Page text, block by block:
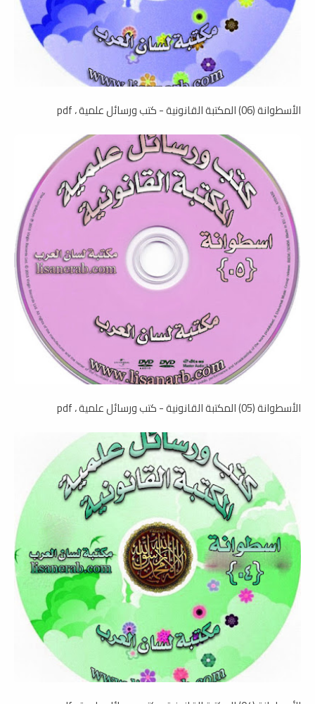
الأسطوانة (06) المكتبة القانونية - كتب ورسائل علمية ، pdf
الأسطوانة (05) المكتبة القانونية - كتب ورسائل علمية ، pdf